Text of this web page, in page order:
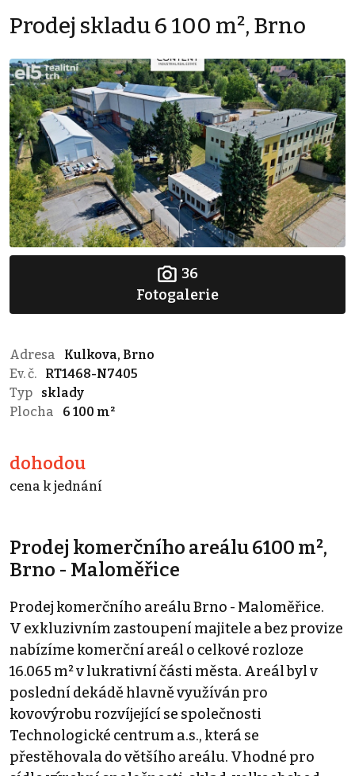
Prodej skladu 6 100 m², Brno
36
Fotogalerie
Adresa
Kulkova, Brno
Ev. č.
RT1468-N7405
Typ
sklady
Plocha
6 100 m²
dohodou
cena k jednání
Prodej komerčního areálu 6100 m²,
Brno - Maloměřice
Prodej komerčního areálu Brno - Maloměřice.
V exkluzivním zastoupení majitele a bez provize
nabízíme komerční areál o celkové rozloze
16.065 m² v lukrativní části města. Areál byl v
poslední dekádě hlavně využíván pro
kovovýrobu rozvíjející se společnosti
Technologické centrum a.s., která se
přestěhovala do většího areálu. Vhodné pro